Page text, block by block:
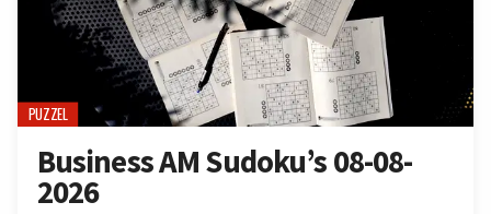
PUZZEL
Business AM Sudoku’s 08-08-
2026